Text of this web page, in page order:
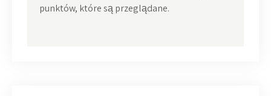
punktów, które są przeglądane.